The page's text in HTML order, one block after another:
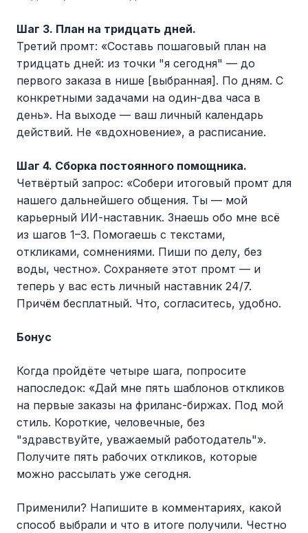
Шаг 3. План на тридцать дней.
Третий промт: «Составь пошаговый план на
тридцать дней: из точки "я сегодня" — до
первого заказа в нише [выбранная]. По дням. С
конкретными задачами на один-два часа в
день». На выходе — ваш личный календарь
действий. Не «вдохновение», а расписание.
Шаг 4. Сборка постоянного помощника.
Четвёртый запрос: «Собери итоговый промт для
нашего дальнейшего общения. Ты — мой
карьерный ИИ-наставник. Знаешь обо мне всё
из шагов 1–3. Помогаешь с текстами,
откликами, сомнениями. Пиши по делу, без
воды, честно». Сохраняете этот промт — и
теперь у вас есть личный наставник 24/7.
Причём бесплатный. Что, согласитесь, удобно.
Бонус
Когда пройдёте четыре шага, попросите
напоследок: «Дай мне пять шаблонов откликов
на первые заказы на фриланс-биржах. Под мой
стиль. Короткие, человечные, без
"здравствуйте, уважаемый работодатель"».
Получите пять рабочих откликов, которые
можно рассылать уже сегодня.
Применили? Напишите в комментариях, какой
способ выбрали и что в итоге получили. Честно